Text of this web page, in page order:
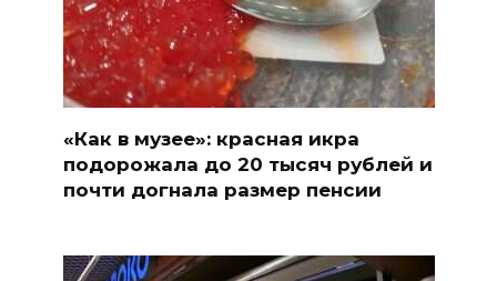
«Как в музее»: красная икра
подорожала до 20 тысяч рублей и
почти догнала размер пенсии